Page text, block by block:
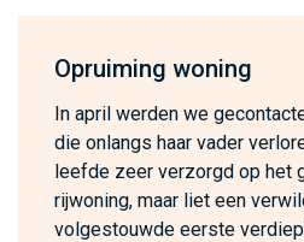
Opruiming woning
In april werden we
die onlangs haar vader
leefde zeer verzorgd op het
rijwoning, maar liet een
volgestouwde eerste